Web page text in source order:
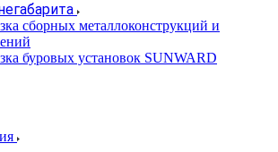
сборных металлоконструкций и
буровых установок SUNWARD